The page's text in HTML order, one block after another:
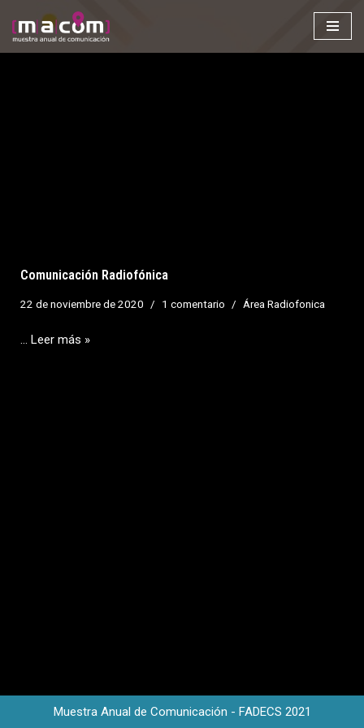
Saltar
Comunicación Radiofónica
22 de noviembre de 2020 1 comentario Área Radiofonica
Leer más »
Muestra Anual de Comunicación - FADECS 2021